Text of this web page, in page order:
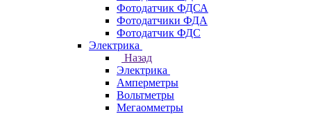
Фотодатчик ФДСА
Фотодатчики ФДА
Фотодатчик ФДС
Электрика
Назад
Электрика
Амперметры
Вольтметры
Мегаомметры